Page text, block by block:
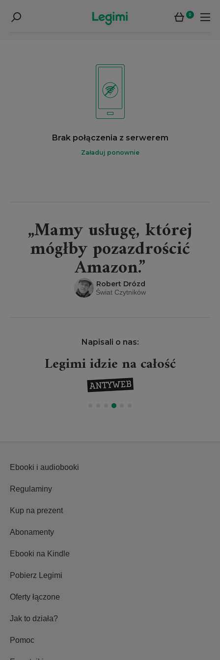
0
Brak połączenia z serwerem
Załaduj ponownie
„Mamy usługę, której
mógłby pozazdrościć
Amazon.”
Robert Drózd
Świat Czytników
Napisali o nas:
Legimi idzie na całość
Ebooki i audiobooki
Regulaminy
Kup na prezent
Abonamenty
Ebooki na Kindle
Pobierz Legimi
Oferty łączone
Jak to działa?
Pomoc